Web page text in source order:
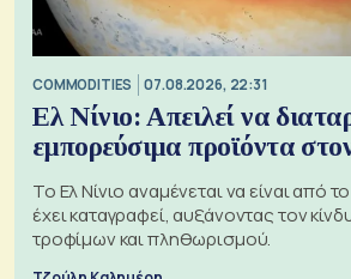
COMMODITIES 07.08.2026, 22:31
Ελ Νίνιο: Απειλεί να
εμπορεύσιμα προϊόντα
Το Ελ Νίνιο αναμένεται να είναι από
έχει καταγραφεί, αυξάνοντας τον
τροφίμων και πληθωρισμού.